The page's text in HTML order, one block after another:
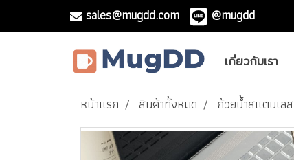
sales@mugdd.com @mugdd
เกี่ยวกับเรา
หน้าแรก สินค้าทั้งหมด ถ้วยน้ำสแตนเลส